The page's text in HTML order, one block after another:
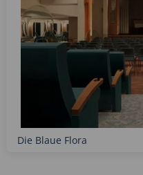
Die Blaue Flora